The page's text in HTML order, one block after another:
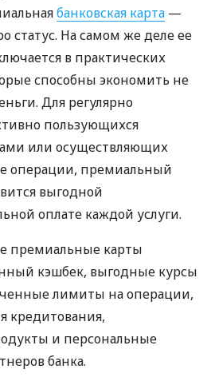
банковская карта —
статус. На самом же деле ее
в практических
способны экономить не
Для регулярно
пользующихся
или осуществляющих
операции, премиальный
выгодной
оплате каждой услуги.
премиальные карты
кэшбек, выгодные курсы
лимиты на операции,
кредитования,
и персональные
банка.